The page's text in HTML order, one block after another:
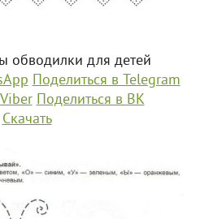
обводилки для детей
Поделиться в Telegram
Поделиться в ВК
Скачать